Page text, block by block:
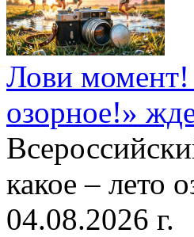
Лови момент!
озорное!»
какое – лето
04.08.2026 г.